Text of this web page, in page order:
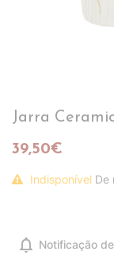
Jarra
39,50€
Indisponível De
notifications Notificação